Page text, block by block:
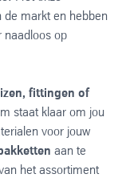
de markt en hebben
naadloos op
fittingen of
staat klaar om jou
voor jouw
aan te
het assortiment